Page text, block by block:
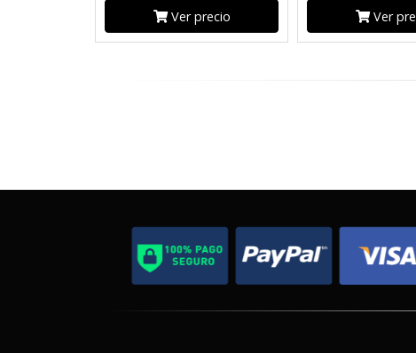
Ver precio Ver